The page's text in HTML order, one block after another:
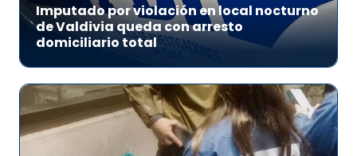
Imputado por violación en local nocturno
de Valdivia queda con arresto
domiciliario total